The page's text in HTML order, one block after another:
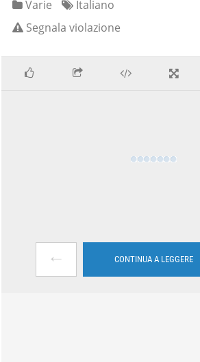
Varie
Italiano
Segnala violazione
← CONTINUA A LEGGERE